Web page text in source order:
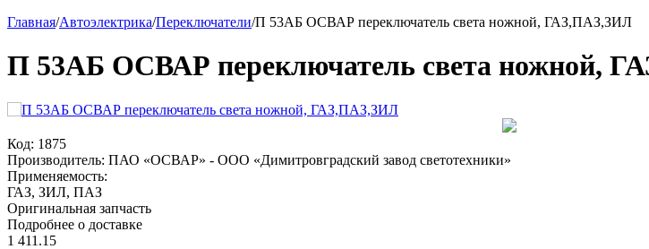
Главная/Автоэлектрика/Переключатели/П 53АБ ОСВАР переключатель света ножной, ГАЗ,ПАЗ,ЗИЛ
П 53АБ ОСВАР переключатель света ножной,
Код: 1875
Производитель: ПАО «ОСВАР» - ООО «Димитровградский завод светотехники»
Применяемость:
ГАЗ, ЗИЛ, ПАЗ
Оригинальная запчасть
Подробнее о доставке
1 411.15